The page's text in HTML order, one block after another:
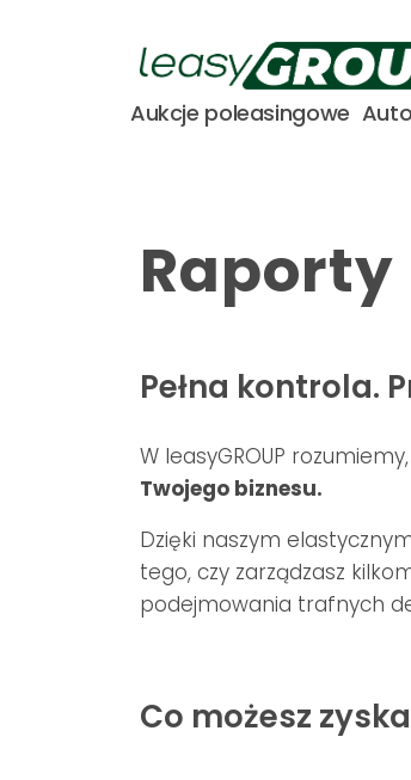
Aukcje poleasingowe
Raporty
Pełna kontrola.
W leasyGROUP
Twojego biznesu.
Dzięki naszym
tego, czy zarządzasz
podejmowania trafnych
Co możesz